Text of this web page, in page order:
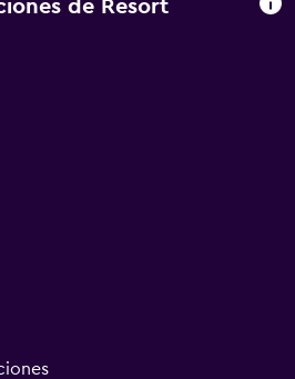
de Resort